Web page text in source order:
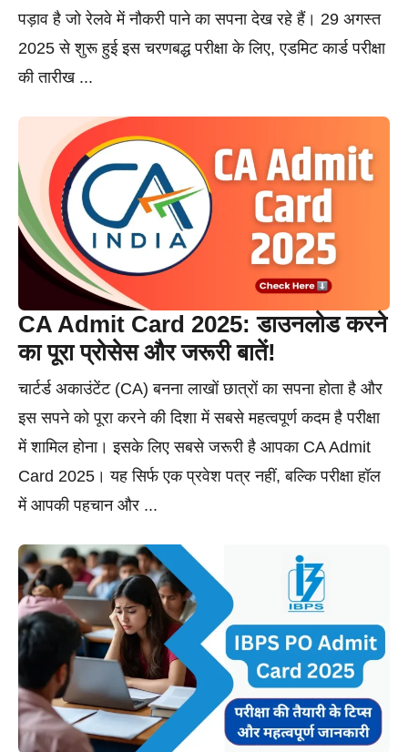
पड़ाव है जो रेलवे में नौकरी पाने का सपना देख रहे हैं। 29 अगस्त
2025 से शुरू हुई इस चरणबद्ध परीक्षा के लिए, एडमिट कार्ड परीक्षा
की तारीख ...
CA Admit Card 2025: डाउनलोड करने
का पूरा प्रोसेस और जरूरी बातें!
चार्टर्ड अकाउंटेंट (CA) बनना लाखों छात्रों का सपना होता है और
इस सपने को पूरा करने की दिशा में सबसे महत्वपूर्ण कदम है परीक्षा
में शामिल होना। इसके लिए सबसे जरूरी है आपका CA Admit
Card 2025। यह सिर्फ एक प्रवेश पत्र नहीं, बल्कि परीक्षा हॉल
में आपकी पहचान और ...